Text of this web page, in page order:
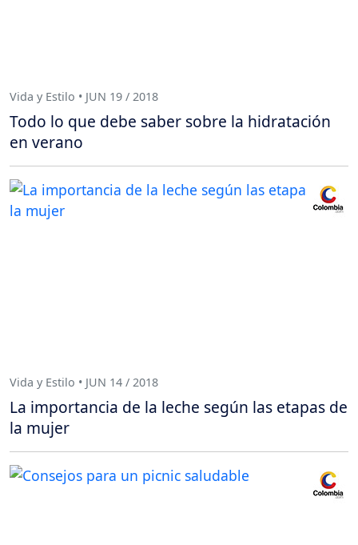
Vida y Estilo • JUN 19 / 2018
Todo lo que debe saber sobre la hidratación
en verano
Vida y Estilo • JUN 14 / 2018
La importancia de la leche según las etapas de
la mujer